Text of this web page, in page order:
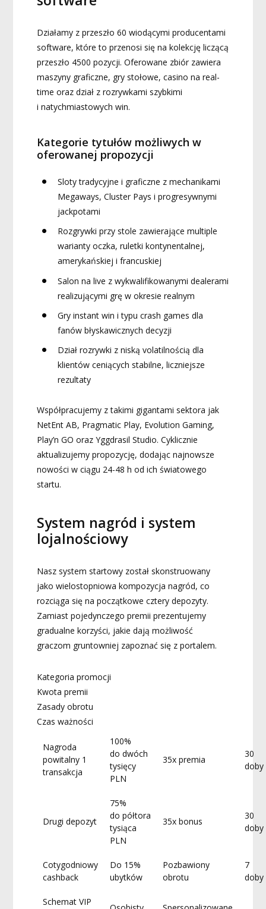
Działamy z przeszło 60 wiodącymi producentami
software, które to przenosi się na kolekcję liczącą
przeszło 4500 pozycji. Oferowane zbiór zawiera
maszyny graficzne, gry stołowe, casino na real-
time oraz dział z rozrywkami szybkimi
i natychmiastowych win.
Kategorie tytułów możliwych w
oferowanej propozycji
Sloty tradycyjne i graficzne z mechanikami
Megaways, Cluster Pays i progresywnymi
jackpotami
Rozgrywki przy stole zawierające multiple
warianty oczka, ruletki kontynentalnej,
amerykańskiej i francuskiej
Salon na live z wykwalifikowanymi dealerami
realizującymi grę w okresie realnym
Gry instant win i typu crash games dla
fanów błyskawicznych decyzji
Dział rozrywki z niską volatilnością dla
klientów ceniących stabilne, liczniejsze
rezultaty
Współpracujemy z takimi gigantami sektora jak
NetEnt AB, Pragmatic Play, Evolution Gaming,
Play’n GO oraz Yggdrasil Studio. Cyklicznie
aktualizujemy propozycję, dodając najnowsze
nowości w ciągu 24-48 h od ich światowego
startu.
System nagród i system
lojalnościowy
Nasz system startowy został skonstruowany
jako wielostopniowa kompozycja nagród, co
rozciąga się na początkowe cztery depozyty.
Zamiast pojedynczego premii prezentujemy
gradualne korzyści, jakie dają możliwość
graczom gruntowniej zapoznać się z portalem.
Kategoria promocji
Kwota premii
Zasady obrotu
Czas ważności
Nagroda
powitalny 1
transakcja
100%
do dwóch
tysięcy
PLN
35x premia
30
doby
Drugi depozyt
75%
do półtora
tysiąca
PLN
35x bonus
30
doby
Cotygodniowy
cashback
Do 15%
ubytków
Pozbawiony
obrotu
7
doby
Schemat VIP